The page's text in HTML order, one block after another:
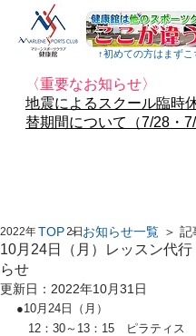
↑​初めての方はまずこ
〈重要なお知らせ〉
地震によるスクール臨時
替期間について（7/28・7/
10月24日（月）レッスン代
らせ
2022年10月22日
更新日： 2022年10月31日
●10月24日（月）
12：30～13：15　ピラティス
TOP＞ お知らせ一覧 ＞ 記